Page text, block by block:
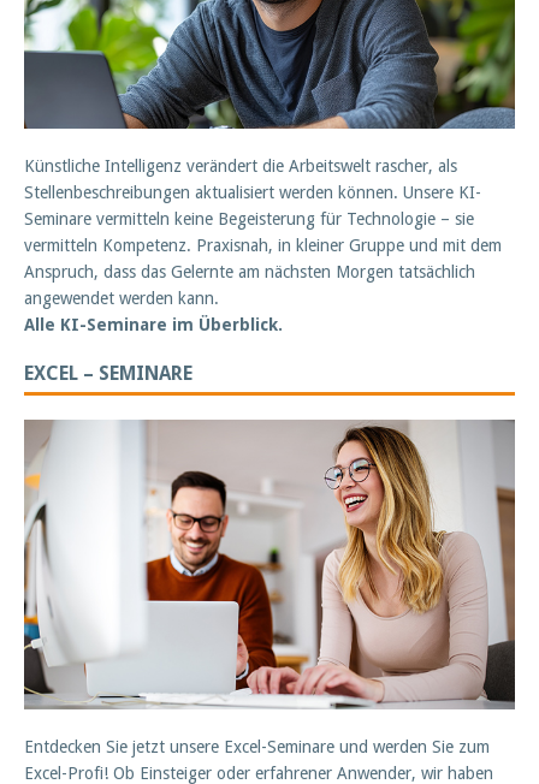
Künstliche Intelligenz verändert die Arbeitswelt rascher, als
Stellenbeschreibungen aktualisiert werden können. Unsere KI-
Seminare vermitteln keine Begeisterung für Technologie – sie
vermitteln Kompetenz. Praxisnah, in kleiner Gruppe und mit dem
Anspruch, dass das Gelernte am nächsten Morgen tatsächlich
angewendet werden kann.
Alle KI-Seminare im Überblick.
EXCEL – SEMINARE
Entdecken Sie jetzt unsere Excel-Seminare und werden Sie zum
Excel-Profi! Ob Einsteiger oder erfahrener Anwender, wir haben